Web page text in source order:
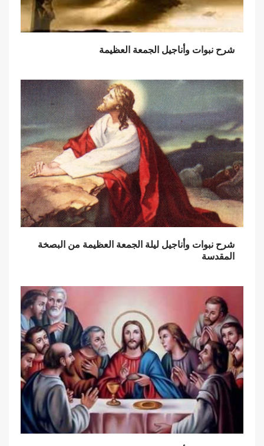
شرح نبوات وأناجيل الجمعة العظيمة
شرح نبوات وأناجيل ليلة الجمعة العظيمة من البصخة
المقدسة